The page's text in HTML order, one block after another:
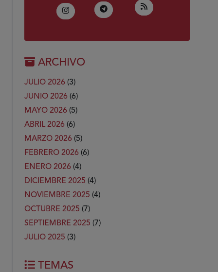
Instagram
(Abre en nueva ventana)
Telegram
(Abre en nueva ventana)
RSS
(Abre en nueva
ARCHIVO
JULIO 2026 (3)
JUNIO 2026 (6)
MAYO 2026 (5)
ABRIL 2026 (6)
MARZO 2026 (5)
FEBRERO 2026 (6)
ENERO 2026 (4)
DICIEMBRE 2025 (4)
NOVIEMBRE 2025 (4)
OCTUBRE 2025 (7)
SEPTIEMBRE 2025 (7)
JULIO 2025 (3)
TEMAS